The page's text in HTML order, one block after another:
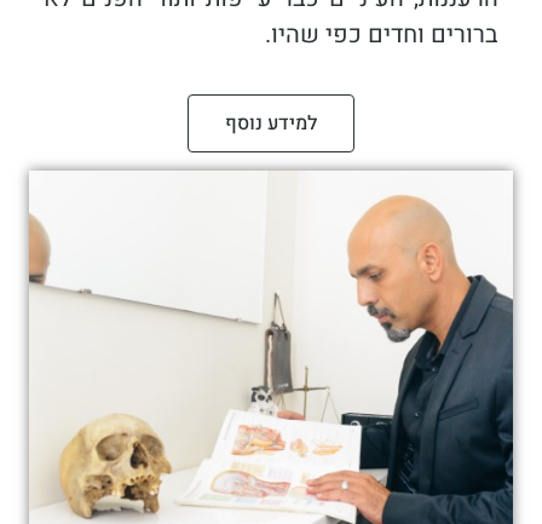
ברורים וחדים כפי שהיו.
למידע נוסף